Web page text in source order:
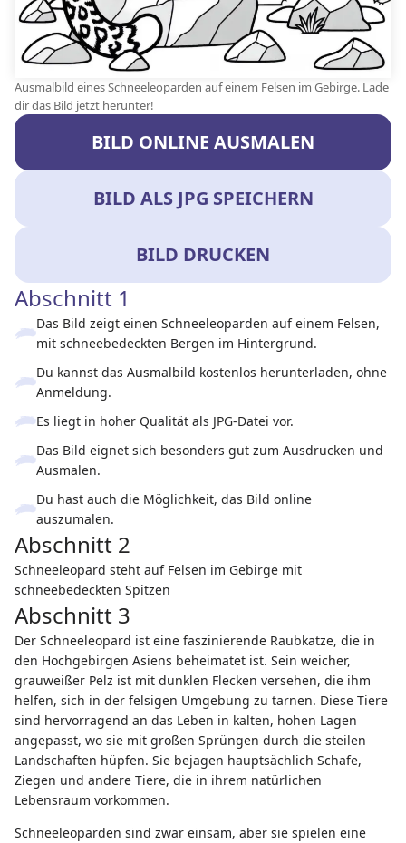
Ausmalbild eines Schneeleoparden auf einem Felsen im Gebirge. Lade
dir das Bild jetzt herunter!
BILD ONLINE AUSMALEN
BILD ALS JPG SPEICHERN
BILD DRUCKEN
Abschnitt 1
Das Bild zeigt einen Schneeleoparden auf einem Felsen,
mit schneebedeckten Bergen im Hintergrund.
Du kannst das Ausmalbild kostenlos herunterladen, ohne
Anmeldung.
Es liegt in hoher Qualität als JPG-Datei vor.
Das Bild eignet sich besonders gut zum Ausdrucken und
Ausmalen.
Du hast auch die Möglichkeit, das Bild online
auszumalen.
Abschnitt 2
Schneeleopard steht auf Felsen im Gebirge mit
schneebedeckten Spitzen
Abschnitt 3
Der Schneeleopard ist eine faszinierende Raubkatze, die in
den Hochgebirgen Asiens beheimatet ist. Sein weicher,
grauweißer Pelz ist mit dunklen Flecken versehen, die ihm
helfen, sich in der felsigen Umgebung zu tarnen. Diese Tiere
sind hervorragend an das Leben in kalten, hohen Lagen
angepasst, wo sie mit großen Sprüngen durch die steilen
Landschaften hüpfen. Sie bejagen hauptsächlich Schafe,
Ziegen und andere Tiere, die in ihrem natürlichen
Lebensraum vorkommen.
Schneeleoparden sind zwar einsam, aber sie spielen eine